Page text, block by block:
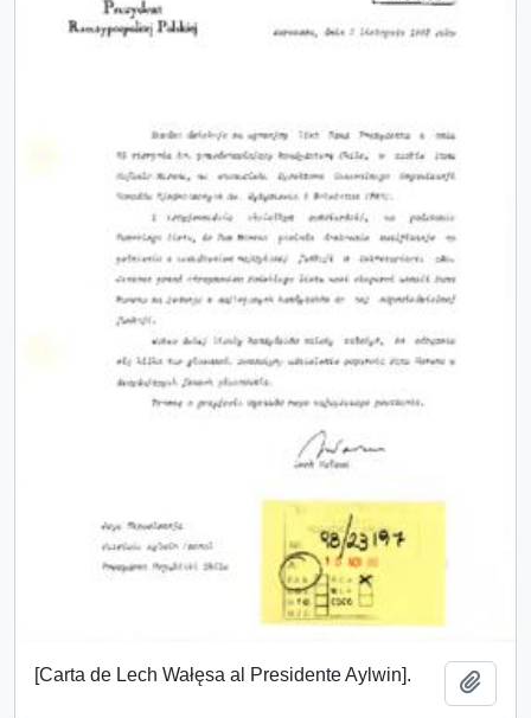
[Carta de Lech Wałęsa al Presidente Aylwin].